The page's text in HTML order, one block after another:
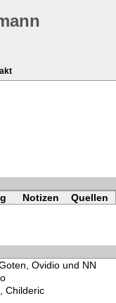
Notizen
Quellen
Ovidio und NN
Childeric